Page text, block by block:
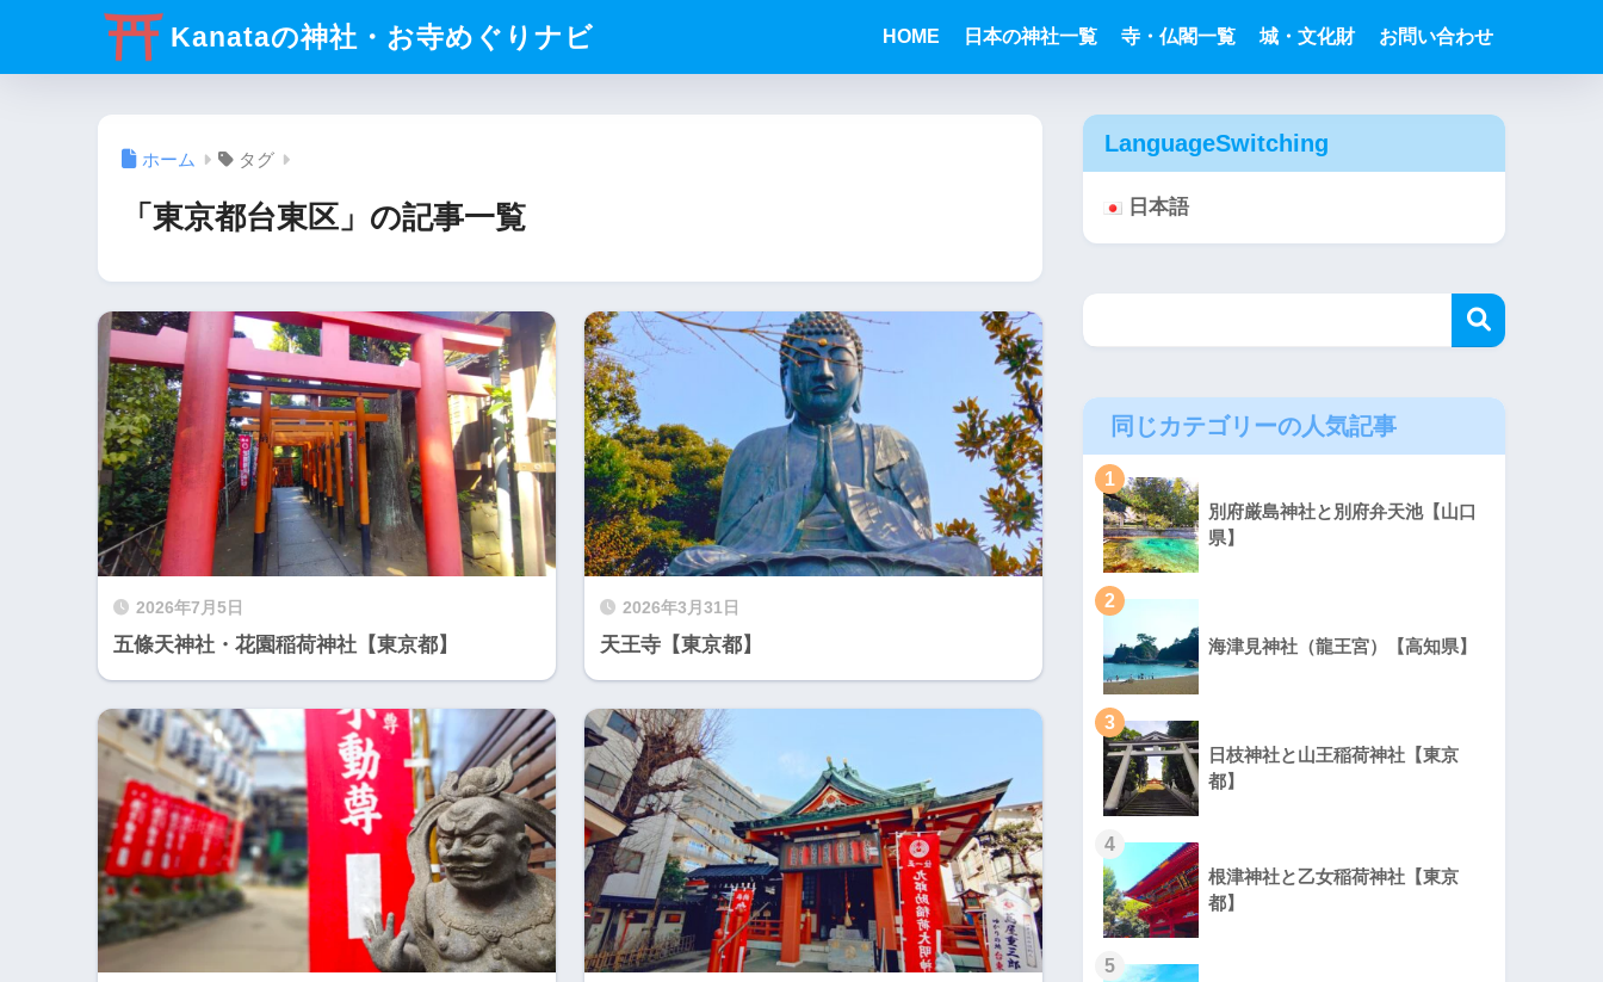
Kanataの神社・お寺めぐりナビ HOME 日本の神社一覧 寺・仏閣一覧 城・文化財 お問い合わせ
ホーム タグ
「東京都台東区」の記事一覧
2026年7月5日
五條天神社・花園稲荷神社【東京都】
2026年3月31日
天王寺【東京都】
LanguageSwitching
日本語
同じカテゴリーの人気記事
1
別府厳島神社と別府弁天池【山口
県】
2
海津見神社（龍王宮）【高知県】
3
日枝神社と山王稲荷神社【東京
都】
4
根津神社と乙女稲荷神社【東京
都】
5